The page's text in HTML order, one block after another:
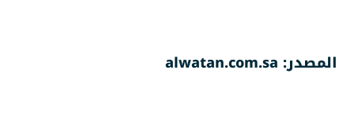
المصدر: alwatan.com.sa